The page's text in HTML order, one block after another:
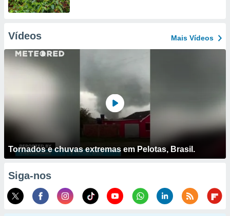
Vídeos Mais Vídeos
Tornados e chuvas extremas em Pelotas, Brasil.
Siga-nos